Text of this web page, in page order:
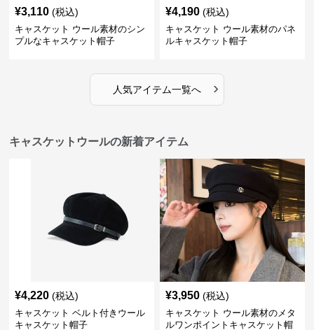
¥3,110 (税込)
キャスケット ウール素材のシン
プルなキャスケット帽子
¥4,190 (税込)
キャスケット ウール素材のパネ
ルキャスケット帽子
人気アイテム一覧へ ›
キャスケットウールの新着アイテム
¥4,220 (税込)
キャスケット ベルト付きウール
キャスケット帽子
¥3,950 (税込)
キャスケット ウール素材のメタ
ルワンポイントキャスケット帽